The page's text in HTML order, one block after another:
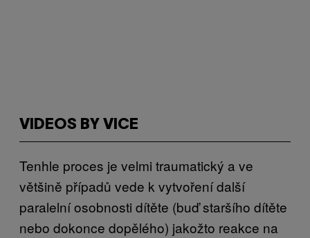
VIDEOS BY VICE
Tenhle proces je velmi traumatický a ve
většině případů vede k vytvoření další
paralelní osobnosti dítěte (buď staršího dítěte
nebo dokonce dopělého) jakožto reakce na